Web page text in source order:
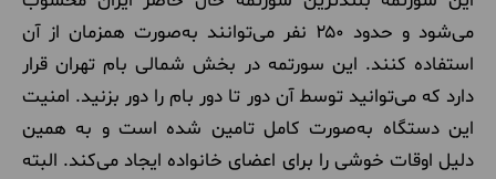
می‌شود و حدود ۲۵۰ نفر می‌توانند به‌صورت همزمان از آن
استفاده کنند. این سورتمه در بخش شمالی بام تهران قرار
دارد که می‌توانید توسط آن دور تا دور بام را دور بزنید. امنیت
این دستگاه به‌صورت کامل تامین شده است و به همین
دلیل اوقات خوشی را برای اعضای خانواده ایجاد می‌کند. البته